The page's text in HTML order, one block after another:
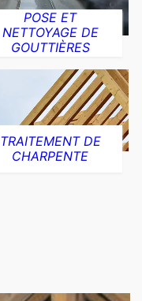
POSE ET
NETTOYAGE DE
GOUTTIÈRES
TRAITEMENT DE
CHARPENTE